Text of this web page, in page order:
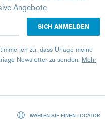
Angebote.
ich zu, dass Uriage meine
Newsletter zu senden. Mehr
WÄHLEN SIE EINEN LOCATOR